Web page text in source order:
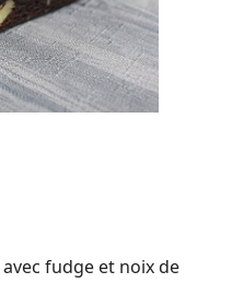
fudge et noix de